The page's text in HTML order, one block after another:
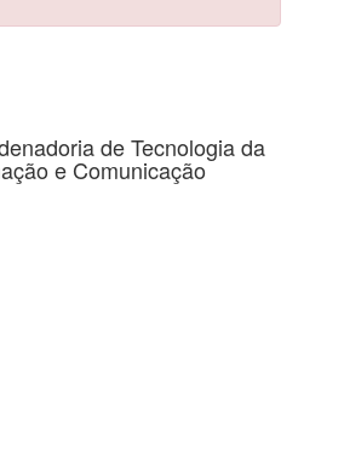
de Tecnologia da
e Comunicação